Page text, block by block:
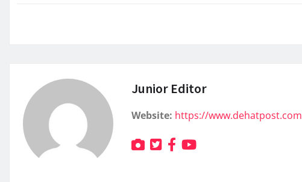
Junior Editor
Website: https://www.dehatpost.com